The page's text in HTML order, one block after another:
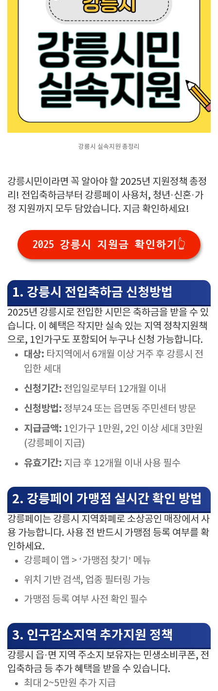
강릉시 실속지원 총정리
강릉시민이라면 꼭 알아야 할 2025년 지원정책 총정
리! 전입축하금부터 강릉페이 사용처, 청년·신혼·가
정 지원까지 모두 담았습니다. 지금 확인하세요!
2025 강릉시 지원금 확인하기👆
1. 강릉시 전입축하금 신청방법
2025년 강릉시로 전입한 시민은 축하금을 받을 수 있
습니다. 이 혜택은 작지만 실속 있는 지역 정착지원책
으로, 1인가구도 포함되어 누구나 신청 가능합니다.
대상: 타지역에서 6개월 이상 거주 후 강릉시 전
입한 세대
신청기간: 전입일로부터 12개월 이내
신청방법: 정부24 또는 읍면동 주민센터 방문
지급금액: 1인가구 1만원, 2인 이상 세대 3만원
(강릉페이 지급)
유효기간: 지급 후 12개월 이내 사용 필수
2. 강릉페이 가맹점 실시간 확인 방법
강릉페이는 강릉시 지역화폐로 소상공인 매장에서 사
용 가능합니다. 사용 전 반드시 가맹점 등록 여부를 확
인하세요.
강릉페이 앱 > ‘가맹점 찾기’ 메뉴
위치 기반 검색, 업종 필터링 가능
가맹점 등록 여부 사전 확인 필수
3. 인구감소지역 추가지원 정책
강릉시 읍·면 지역 주소지 보유자는 민생소비쿠폰, 전
입축하금 등 추가 혜택을 받을 수 있습니다.
최대 2~5만원 추가 지급